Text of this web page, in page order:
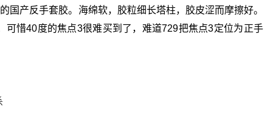
国产反手套胶。海绵软，胶粒细长塔柱，胶皮涩而摩擦好。
可惜40度的焦点3很难买到了，难道729把焦点3定位为正手